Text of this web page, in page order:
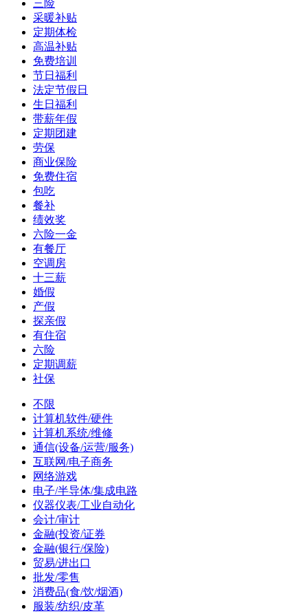
三险
采暖补贴
定期体检
高温补贴
免费培训
节日福利
法定节假日
生日福利
带薪年假
定期团建
劳保
商业保险
免费住宿
包吃
餐补
绩效奖
六险一金
有餐厅
空调房
十三薪
婚假
产假
探亲假
有住宿
六险
定期调薪
社保
不限
计算机软件/硬件
计算机系统/维修
通信(设备/运营/服务)
互联网/电子商务
网络游戏
电子/半导体/集成电路
仪器仪表/工业自动化
会计/审计
金融(投资/证券
金融(银行/保险)
贸易/进出口
批发/零售
消费品(食/饮/烟酒)
服装/纺织/皮革